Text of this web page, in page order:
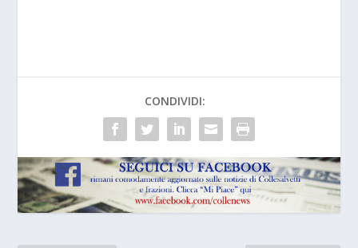
CONDIVIDI: